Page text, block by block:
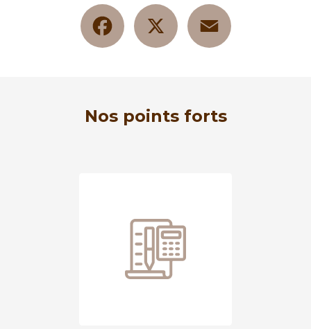
Facebook
Nos points forts